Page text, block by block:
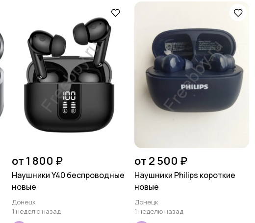
от 1 800 ₽
Наушники Y40 беспроводные
новые
Донецк
1 неделю назад
от 2 500 ₽
Наушники Philips короткие
новые
Донецк
1 неделю назад